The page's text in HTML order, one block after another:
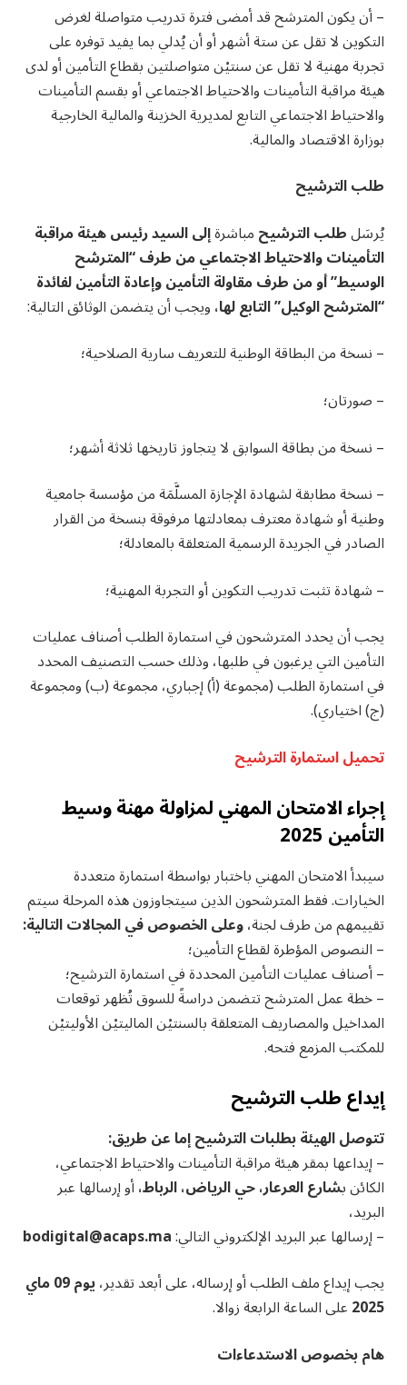
– أن يكون المترشح قد أمضى فترة تدريب متواصلة لغرض
التكوين لا تقل عن ستة أشهر أو أن يُدلي بما يفيد توفره على
تجربة مهنية لا تقل عن سنتيْن متواصلتين بقطاع التأمين أو لدى
هيئة مراقبة التأمينات والاحتياط الاجتماعي أو بقسم التأمينات
والاحتياط الاجتماعي التابع لمديرية الخزينة والمالية الخارجية
بوزارة الاقتصاد والمالية.
طلب الترشيح
يُرسَلطلب الترشيحمباشرةإلى السيد رئيس هيئة مراقبة
التأمينات والاحتياط الاجتماعي من طرف “المترشح
الوسيط” أو من طرف مقاولة التأمين وإعادة التأمين لفائدة
“المترشح الوكيل” التابع لها،ويجب أن يتضمن الوثائق التالية:
– نسخة من البطاقة الوطنية للتعريف سارية الصلاحية؛
– صورتان؛
– نسخة من بطاقة السوابق لا يتجاوز تاريخها ثلاثة أشهر؛
– نسخة مطابقة لشهادة الإجازة المسلَّمَة من مؤسسة جامعية
وطنية أو شهادة معترف بمعادلتها مرفوقة بنسخة من القرار
الصادر في الجريدة الرسمية المتعلقة بالمعادلة؛
– شهادة تثبت تدريب التكوين أو التجربة المهنية؛
يجب أن يحدد المترشحون في استمارة الطلب أصناف عمليات
التأمين التي يرغبون في طلبها، وذلك حسب التصنيف المحدد
في استمارة الطلب (مجموعة (أ) إجباري، مجموعة (ب) ومجموعة
(ج) اختياري).
تحميل استمارة الترشيح
إجراء الامتحان المهني لمزاولة مهنة وسيط
التأمين 2025
سيبدأ الامتحان المهني باختبار بواسطة استمارة متعددة
الخيارات. فقط المترشحون الذين سيتجاوزون هذه المرحلة سيتم
تقييمهم من طرف لجنة،وعلى الخصوص في المجالات التالية:
– النصوص المؤطرة لقطاع التأمين؛
– أصناف عمليات التأمين المحددة في استمارة الترشيح؛
– خطة عمل المترشح تتضمن دراسةً للسوق تُظهر توقعات
المداخيل والمصاريف المتعلقة بالسنتيْن الماليتيْن الأوليتيْن
للمكتب المزمع فتحه.
إيداع طلب الترشيح
تتوصل الهيئة بطلبات الترشيح إما عن طريق:
– إيداعها بمقر هيئة مراقبة التأمينات والاحتياط الاجتماعي،
الكائن بشارع العرعار، حي الرياض، الرباط،أو إرسالها عبر
البريد،
– إرسالها عبر البريد الإلكتروني التالي:bodigital@acaps.ma
يجب إيداع ملف الطلب أو إرساله، على أبعد تقدير،
يوم 09 ماي
2025على الساعة الرابعة زوالا.
هام بخصوص الاستدعاءات